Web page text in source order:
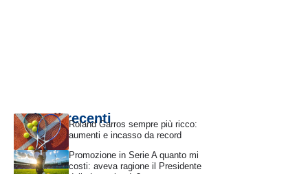
Articoli recentiRoland Garros sempre più ricco:
aumenti e incasso da record
Promozione in Serie A quanto mi
costi: aveva ragione il Presidente